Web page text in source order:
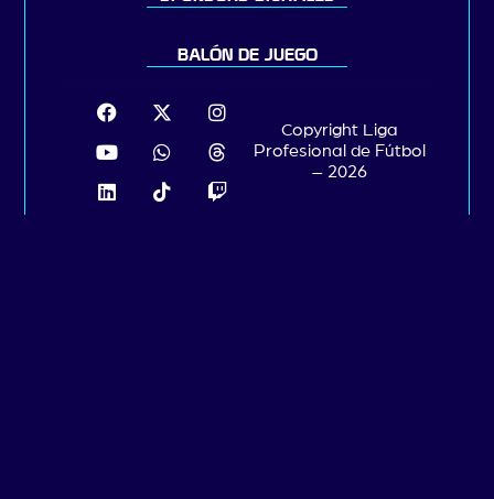
BALÓN DE JUEGO
Copyright Liga
Profesional de Fútbol
– 2026